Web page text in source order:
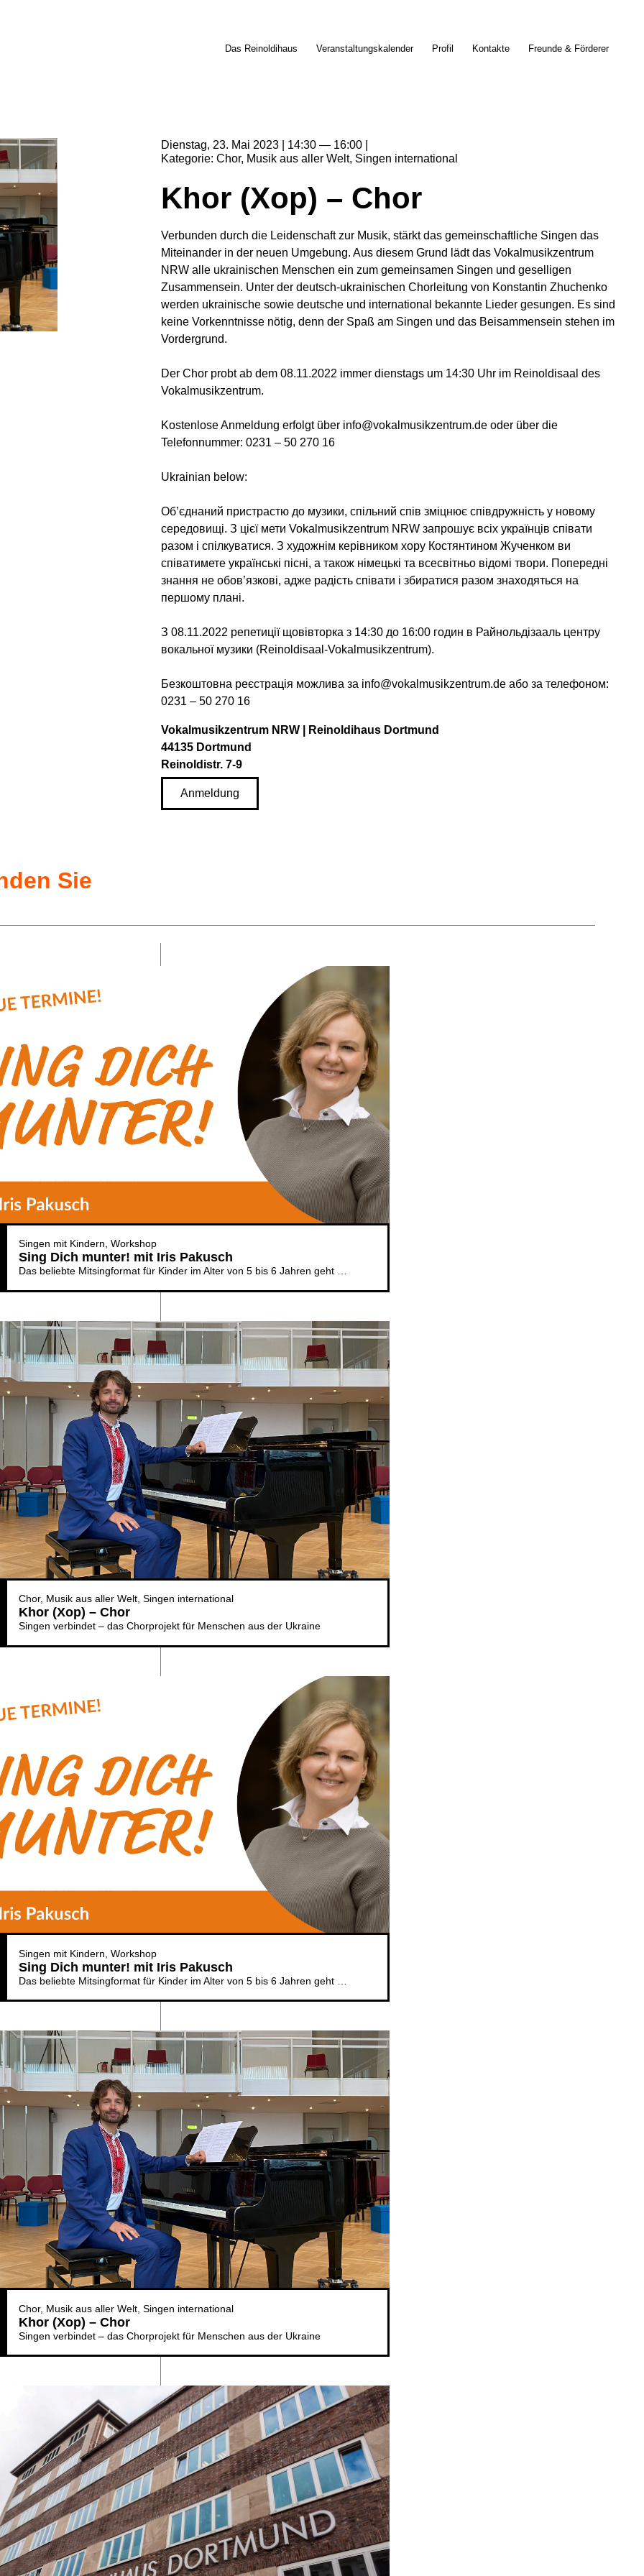
Das Reinoldihaus Veranstaltungskalender Profil Kontakte Freunde & Förderer
Dienstag 23 Mai 2023 14:30
16:00
Kategorie Chor Musik aus aller Welt Singen international
Khor (Xop) – Chor
Verbunden durch die Leidenschaft zur Musik, stärkt das gemeinschaftliche Singen das
Miteinander in der neuen Umgebung. Aus diesem Grund lädt das Vokalmusikzentrum
NRW alle ukrainischen Menschen ein zum gemeinsamen Singen und geselligen
Zusammensein. Unter der deutsch-ukrainischen Chorleitung von Konstantin Zhuchenko
werden ukrainische sowie deutsche und international bekannte Lieder gesungen. Es sind
keine Vorkenntnisse nötig, denn der Spaß am Singen und das Beisammensein stehen im
Vordergrund.
Der Chor probt ab dem 08.11.2022 immer dienstags um 14:30 Uhr im Reinoldisaal des
Vokalmusikzentrum.
Kostenlose Anmeldung erfolgt über info@vokalmusikzentrum.de oder über die
Telefonnummer: 0231 – 50 270 16
Ukrainian below:
Об’єднаний пристрастю до музики, спільний спів зміцнює співдружність у новому
середовищі. З цієї мети Vokalmusikzentrum NRW запрошує всіх українців співати
разом і спілкуватися. З художнім керівником хору Костянтином Жученком ви
співатимете українські пісні, а також німецькі та всесвітньо відомі твори. Попередні
знання не обов’язкові, адже радість співати і збиратися разом знаходяться на
першому плані.
З 08.11.2022 репетиції щовівторка з 14:30 до 16:00 годин в Райнольдізааль центру
вокальної музики (Reinoldisaal-Vokalmusikzentrum).
Безкоштовна реєстрація можлива за info@vokalmusikzentrum.de або за телефоном:
0231 – 50 270 16
Vokalmusikzentrum NRW | Reinoldihaus Dortmund
44135 Dortmund
Reinoldistr. 7-9
Anmeldung
Sie
Singen mit Kindern Workshop
Sing Dich munter! mit Iris Pakusch
Das beliebte Mitsingformat für Kinder im Alter von 5 bis 6 Jahren geht weiter
Chor Musik aus aller Welt Singen international
Khor (Xop) – Chor
Singen verbindet – das Chorprojekt für Menschen aus der Ukraine
Singen mit Kindern Workshop
Sing Dich munter! mit Iris Pakusch
Chor Musik aus aller Welt Singen international
Khor (Xop) – Chor
Singen verbindet – das Chorprojekt für Menschen aus der Ukraine